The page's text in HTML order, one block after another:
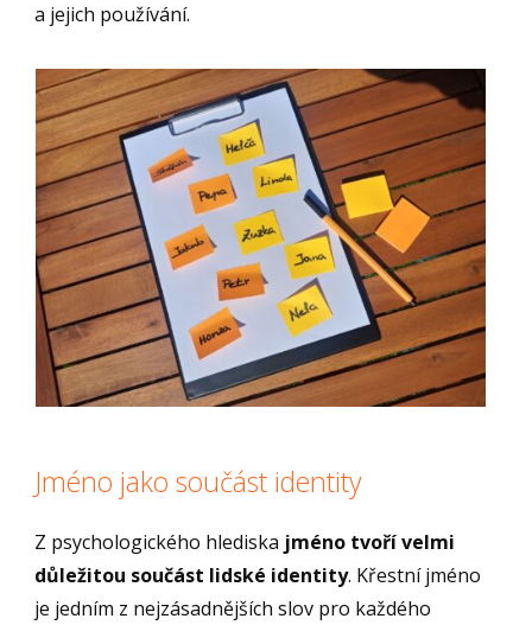
a jejich používání.
Jméno jako součást identity
Z psychologického hlediska jméno tvoří velmi
důležitou součást lidské identity. Křestní jméno
je jedním z nejzásadnějších slov pro každého